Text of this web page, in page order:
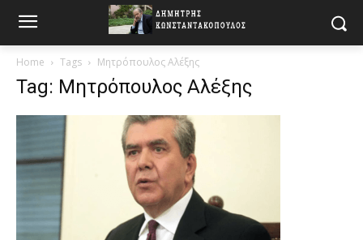
Home Tags Μητρόπουλος Αλέξης
Tag: Μητρόπουλος Αλέξης